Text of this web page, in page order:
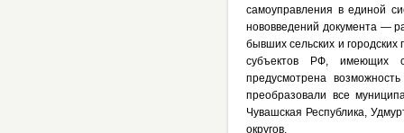
самоуправления в единой
нововведений документа —
бывших сельских и
субъектов РФ, имеющих
предусмотрена
преобразовали все
Чувашская Республика,
округов.